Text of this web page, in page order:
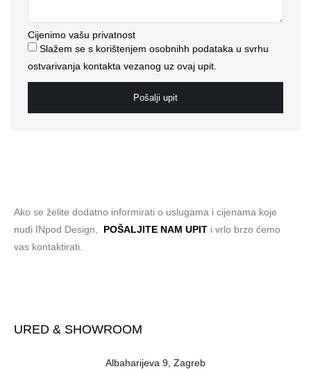
Cijenimo vašu privatnost
Slažem se s korištenjem osobnihh podataka u svrhu
ostvarivanja kontakta vezanog uz ovaj upit.
Pošalji upit
Ako se želite dodatno informirati o uslugama i cijenama koje
nudi INpod Design, POŠALJITE NAM UPIT i vrlo brzo ćemo
vas kontaktirati.
URED & SHOWROOM
Albaharijeva 9, Zagreb